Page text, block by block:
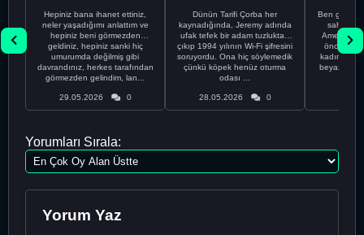
Hepiniz bana ihanet ettiniz,
neler yaşadığımı anlattım ve
hepiniz beni görmezden
geldiniz, hepiniz sanki hiç
umurumda değilmiş gibi
davrandınız, herkes tarafından
görmezden gelindim, lan...
29.05.2026 0
Dünün Tarifi Çorba her
kaynadığında, Jeremy adında
ufak tefek bir adam tuzluktan
çıkıp 1994 yılının Wi-Fi şifresini
soruyordu. Ona hiç söylemedik
çünkü köpek henüz oturma
odası ...
28.05.2026 0
Ben gururlu
sahip
önce
kadınla
beyaz
Yorumları Sırala:
Yorum Yaz